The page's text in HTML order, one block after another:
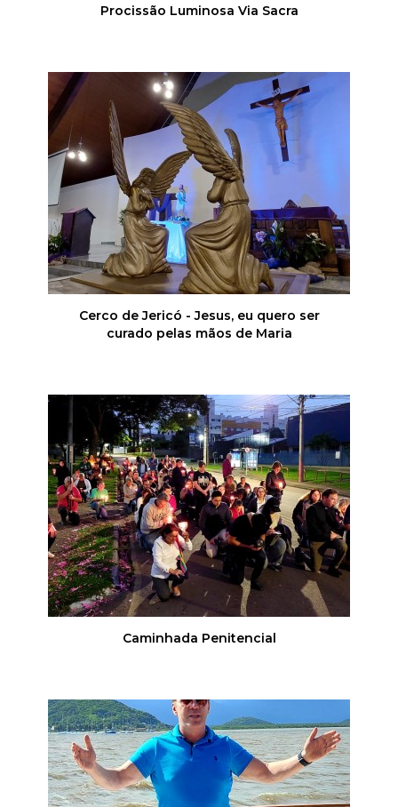
Procissão Luminosa Via Sacra
Cerco de Jericó - Jesus, eu quero ser
curado pelas mãos de Maria
Caminhada Penitencial